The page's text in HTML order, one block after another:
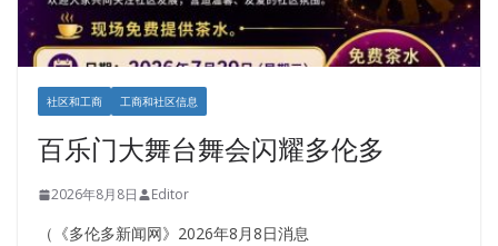
社区和工商 工商和社区信息
百乐门大舞台舞会闪耀多伦多
2026年8月8日 Editor
（《多伦多新闻网》2026年8月8日消息